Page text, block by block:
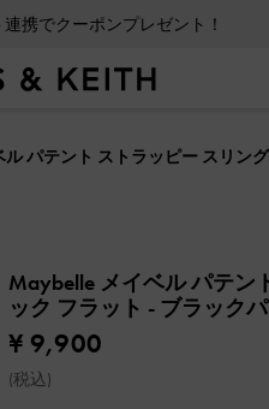
クーポンプレゼント！
パテント ストラッピー スリン
Maybelle メイベル パテン
ック フラット - ブラック
¥ 9,900
(税込)